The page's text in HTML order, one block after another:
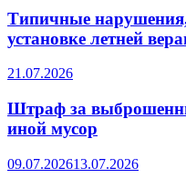
Типичные
установке летней
21.07.2026
Штраф за
иной мусор
09.07.202613.07.2026